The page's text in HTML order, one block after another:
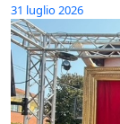
31 luglio 2026